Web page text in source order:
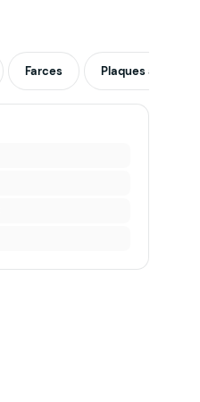
Farces Plaques à partager